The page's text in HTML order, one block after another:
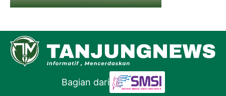
Bagian dari